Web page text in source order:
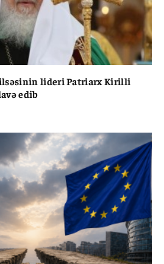
lideri Patriarx Kirilli
edib